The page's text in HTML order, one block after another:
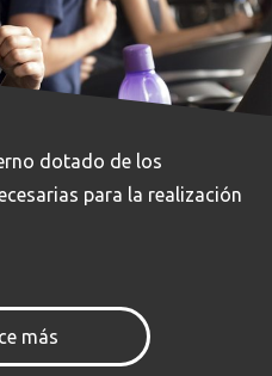
dotado de los
para la realización
más